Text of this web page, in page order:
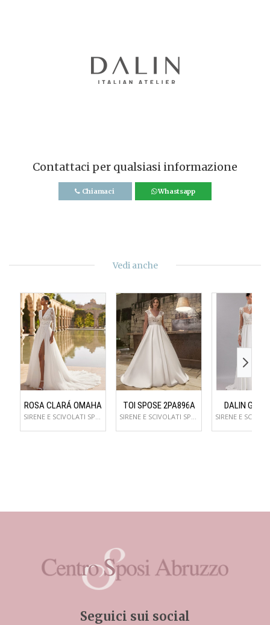
Contattaci per qualsiasi informazione
Chiamaci Whastsapp
Vedi anche
ROSA CLARÁ OMAHA TOI SPOSE 2PA896A DALIN
Seguici sui social